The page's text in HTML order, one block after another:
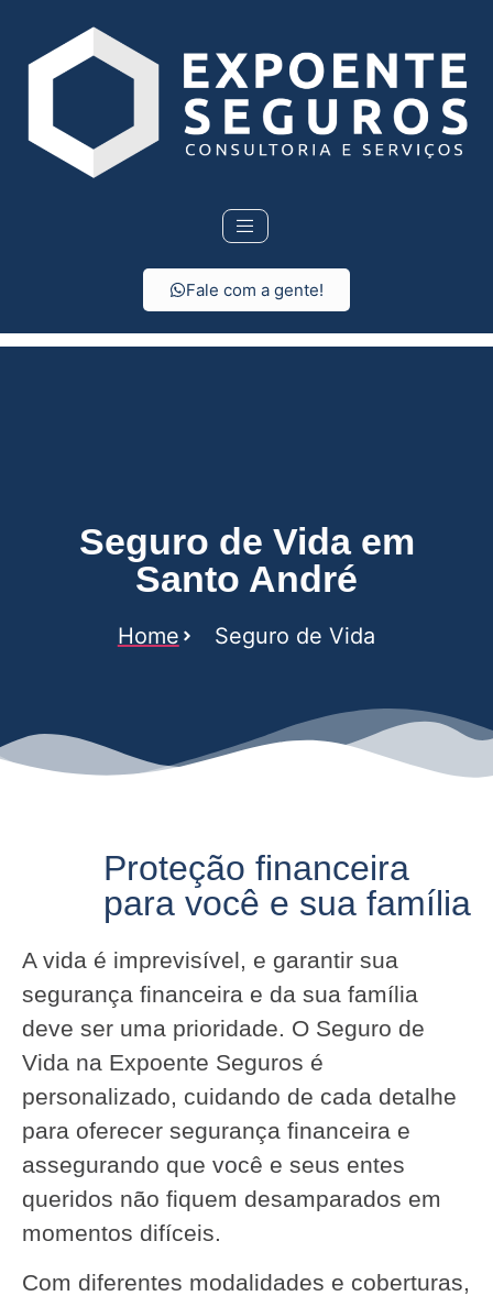
Fale com a gente!
Seguro de Vida em
Santo André
Home Seguro de Vida
Proteção financeira
para você e sua família
A vida é imprevisível, e garantir sua
segurança financeira e da sua família
deve ser uma prioridade. O Seguro de
Vida na Expoente Seguros é
personalizado, cuidando de cada detalhe
para oferecer segurança financeira e
assegurando que você e seus entes
queridos não fiquem desamparados em
momentos difíceis.
Com diferentes modalidades e coberturas,